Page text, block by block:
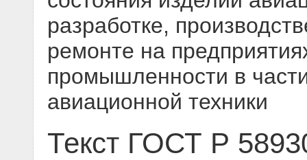
разработке,
ремонте на
промышленности в
авиационной техники
Текст ГОСТ Р